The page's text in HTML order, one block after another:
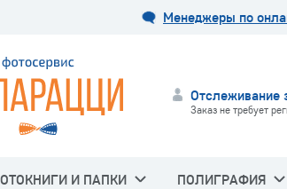
Менеджеры по
Отслеживание
Заказ не требует
И ПАПКИ ПОЛИГРАФИЯ